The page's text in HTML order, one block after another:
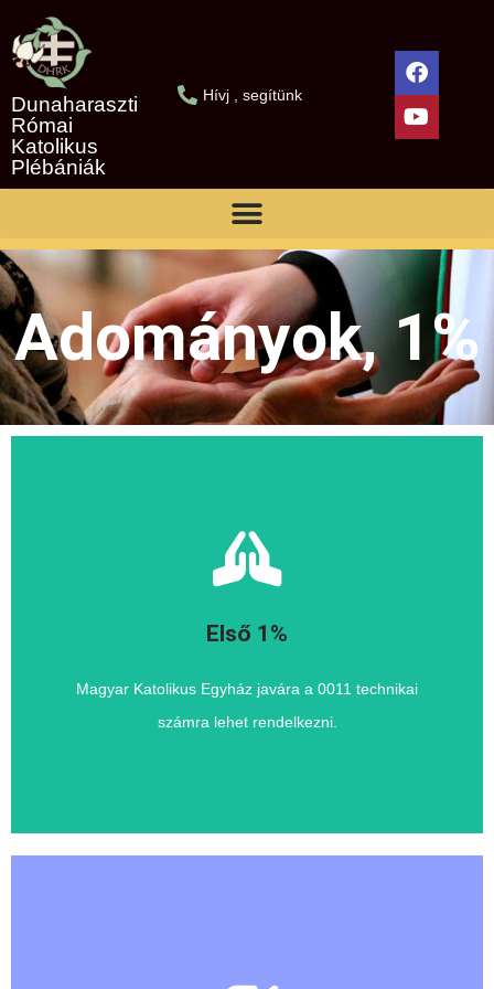
Dunaharaszti
Római
Katolikus
Plébániák
Hívj , segítünk
Adományok, 1%
Első 1%
Magyar Katolikus Egyház javára a 0011 technikai
számra lehet rendelkezni.
1% az Egyházak számára
Az adóbevallás során az első 1%-al kérjük támogassa a
Katolikus Egyházat.